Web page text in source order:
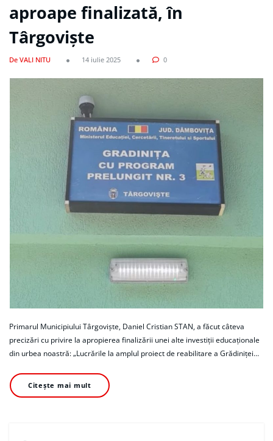
aproape finalizată, în
Târgoviște
De VALI NITU 14 iulie 2025 0
Primarul Municipiului Târgoviște, Daniel Cristian STAN, a făcut câteva
precizări cu privire la apropierea finalizării unei alte investiții educaționale
din urbea noastră: „Lucrările la amplul proiect de reabilitare a Grădiniței…
Citește mai mult